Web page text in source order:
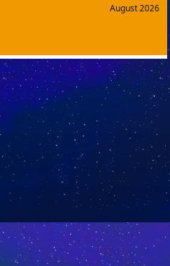
August 2026